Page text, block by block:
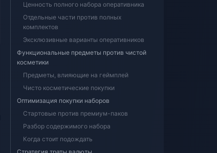
₽ 4408.99
Купить сейчас
₽ 5447.34
₽ 8783.26
Ценность полного набора оперативника
Отдельные части против полных
комплектов
Эксклюзивные варианты оперативников
Функциональные предметы против чистой
косметики
Предметы, влияющие на геймплей
Чисто косметические покупки
Оптимизация покупки наборов
Стартовые против премиум-паков
Разбор содержимого набора
Когда стоит подождать